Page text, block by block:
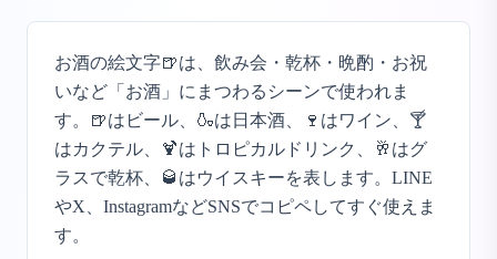
お酒の絵文字🍺は、飲み会・乾杯・晩酌・お祝
いなど「お酒」にまつわるシーンで使われま
す。🍺はビール、🍶は日本酒、🍷はワイン、🍸
はカクテル、🍹はトロピカルドリンク、🥂はグ
ラスで乾杯、🥃はウイスキーを表します。LINE
やX、InstagramなどSNSでコピペしてすぐ使えま
す。